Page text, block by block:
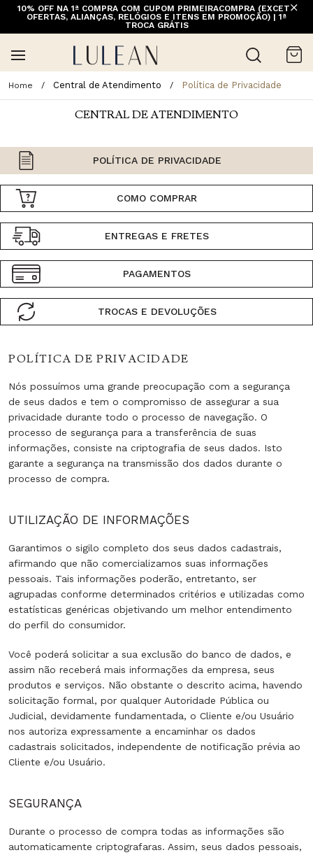
10% OFF NA 1ª COMPRA COM CUPOM PRIMEIRACOMPRA (EXCETO
OFERTAS, ALIANÇAS, RELÓGIOS E ITENS EM PROMOÇÃO) | 1ª
TROCA GRÁTIS
Central de Atendimento Política de Privacidade
CENTRAL DE ATENDIMENTO
COMO COMPRAR
ENTREGAS E FRETES
PAGAMENTOS
TROCAS E DEVOLUÇÕES
POLÍTICA DE PRIVACIDADE
POLÍTICA DE PRIVACIDADE
Nós possuímos uma grande preocupação com a segurança
de seus dados e tem o compromisso de assegurar a sua
privacidade durante todo o processo de navegação. O
processo de segurança para a transferência de suas
informações, consiste na criptografia de seus dados. Isto
garante a segurança na transmissão dos dados durante o
processo de compra.
UTILIZAÇÃO DE INFORMAÇÕES
Garantimos o sigilo completo dos seus dados cadastrais,
afirmando que não comercializamos suas informações
pessoais. Tais informações poderão, entretanto, ser
agrupadas conforme determinados critérios e utilizadas como
estatísticas genéricas objetivando um melhor entendimento
do perfil do consumidor.
Você poderá solicitar a sua exclusão do banco de dados, e
assim não receberá mais informações da empresa, seus
produtos e serviços. Não obstante o descrito acima, havendo
solicitação formal, por qualquer Autoridade Pública ou
Judicial, devidamente fundamentada, o Cliente e/ou Usuário
nos autoriza expressamente a encaminhar os dados
cadastrais solicitados, independente de notificação prévia ao
Cliente e/ou Usuário.
SEGURANÇA
Durante o processo de compra todas as informações são
automaticamente criptografaras. Assim, seus dados pessoais,